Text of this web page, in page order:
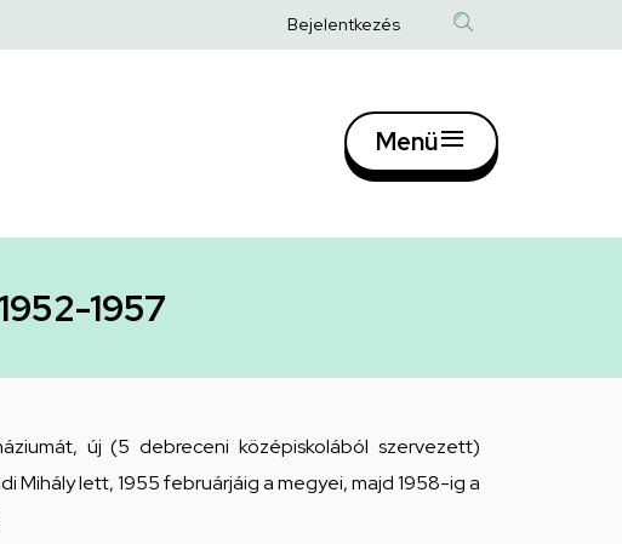
Anonim
menüje
Bejelentkezés
Fő
Menü
1957
új (5 debreceni középiskolából szervezett)
Mihály lett, 1955 februárjáig a megyei, majd 1958-ig a